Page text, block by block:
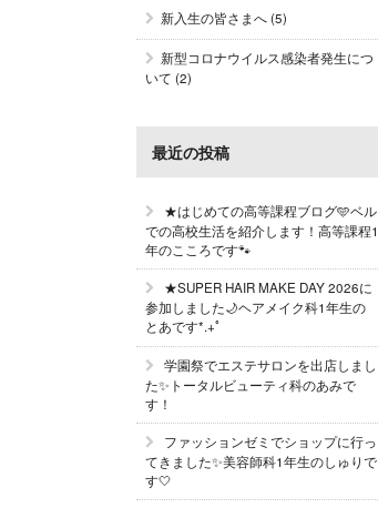
新入生の皆さまへ(5)
新型コロナウイルス感染者発生につ
いて (2)
最近の投稿
★はじめての高等課程ブログ🩵ベル
での高校生活を紹介します！高等課程1
年のこころです🐾
★SUPER HAIR MAKE DAY 2026に
参加しました🌙ヘアメイク科1年生の
とあです*.+ﾟ
学園祭でエステサロンを出店しまし
た✨トータルビューティ科のあみで
す！
ファッションゼミでショップに行っ
てきました✨美容師科1年生のしゅりで
す🤍